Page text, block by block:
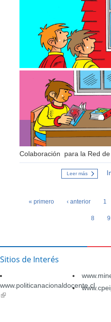
Colaboración para la Red
Leer más sobre
para
lenguaje
Páginas
« primero ‹ anterior 1
8 9
Sitios de Interés
www.politicanacionaldocente.cl
(link